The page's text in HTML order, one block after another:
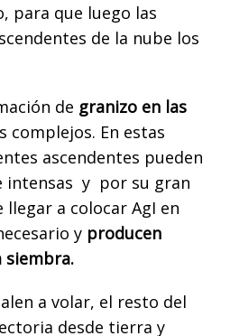
para que luego las
de la nube los
de granizo en las
complejos. En estas
ascendentes pueden
intensas y por su gran
a colocar AgI en
y producen
siembra.
a volar, el resto del
desde tierra y